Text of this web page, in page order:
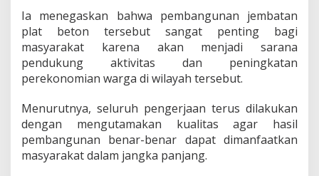
Ia menegaskan bahwa pembangunan jembatan
plat beton tersebut sangat penting bagi
masyarakat karena akan menjadi sarana
pendukung aktivitas dan peningkatan
perekonomian warga di wilayah tersebut.
Menurutnya, seluruh pengerjaan terus dilakukan
dengan mengutamakan kualitas agar hasil
pembangunan benar-benar dapat dimanfaatkan
masyarakat dalam jangka panjang.